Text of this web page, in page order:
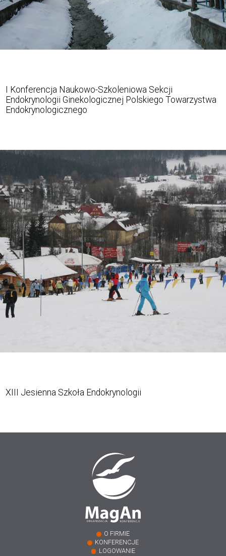
I Konferencja Naukowo-Szkoleniowa Sekcji
Endokrynologii Ginekologicznej Polskiego Towarzystwa
Endokrynologicznego
XIII Jesienna Szkoła Endokrynologii
O FIRMIE
KONFERENCJE
LOGOWANIE